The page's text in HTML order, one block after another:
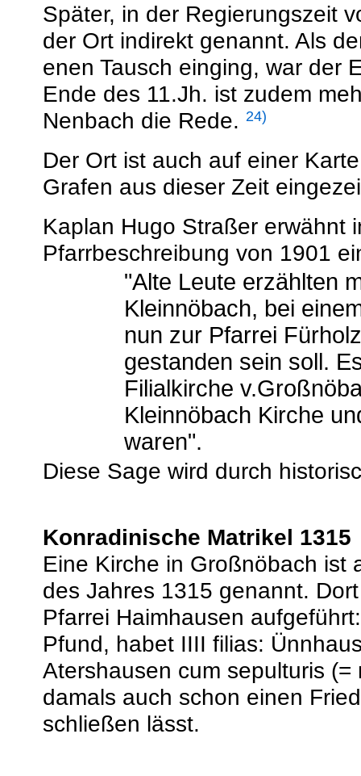
Später, in der Regierungszeit
der Ort indirekt genannt. Als
enen Tausch einging, war der
Ende des 11.Jh. ist zudem
Nenbach die Rede. 24)
Der Ort ist auch auf einer
Grafen aus dieser Zeit
Kaplan Hugo Straßer erwähnt
Pfarrbeschreibung von 1901
"Alte Leute erzählten
Kleinnöbach, bei
nun zur Pfarrei
gestanden sein soll.
Filialkirche
Kleinnöbach Kirche
waren".
Diese Sage wird durch
Konradinische Matrikel 1315
Eine Kirche in Großnöbach ist
des Jahres 1315 genannt.
Pfarrei Haimhausen
Pfund, habet IIII filias:
Atershausen cum sepulturis
damals auch schon einen
schließen lässt.